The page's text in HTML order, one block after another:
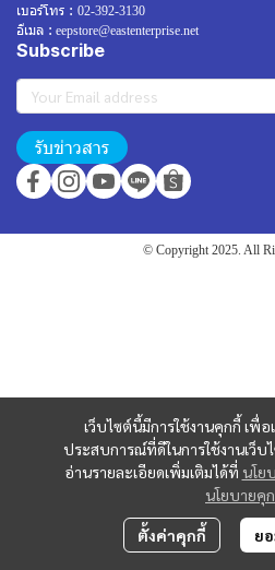
เว็บไซต์นี้มีการใช้งานคุกกี้ เพื่
ประสบการณ์ที่ดีในการใช้งานเว็บ
อ่านรายละเอียดเพิ่มเติมได้ที่ นโย
นโยบายคุ
ตั้งค่าคุกกี้ ย
เบอร์โทร : 02-392-3130
อีเมล : eepstore@eastenterprise.net
Subscribe
รับข่าวสาร
© Copyright 2025. All